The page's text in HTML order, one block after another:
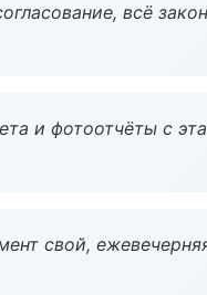
всё
и фотоотчёты с
свой,